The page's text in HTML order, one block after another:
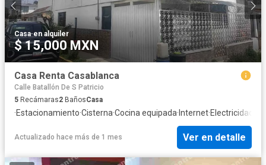
Casa·en alquiler
$ 15,000 MXN
Casa Renta Casablanca
Calle Batallón De S Patricio
5 Recámaras2 BañosCasa
·Estacionamiento·Cisterna·Cocina equipada· Internet·Electricidad
Actualizado hace más de 1 mes Ver en detalle